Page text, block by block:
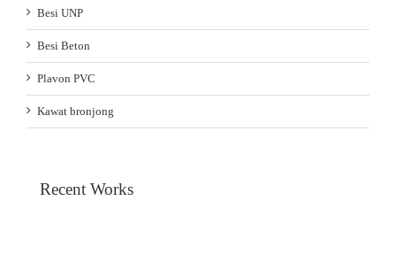
Besi UNP
Besi Beton
Plavon PVC
Kawat bronjong
Recent Works